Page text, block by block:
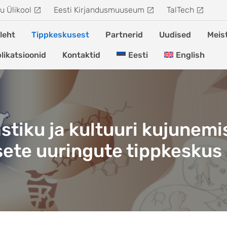
Ülikool Eesti Kirjandusmuuseum TalTech
Tippkeskusest Partnerid Uudised
Kontaktid Eesti English
ja kultuuri
uuringute tippkeskus